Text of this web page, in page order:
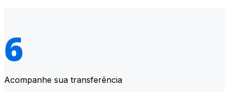
Acompanhe sua transferência